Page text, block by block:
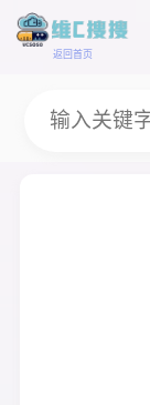
返回首页